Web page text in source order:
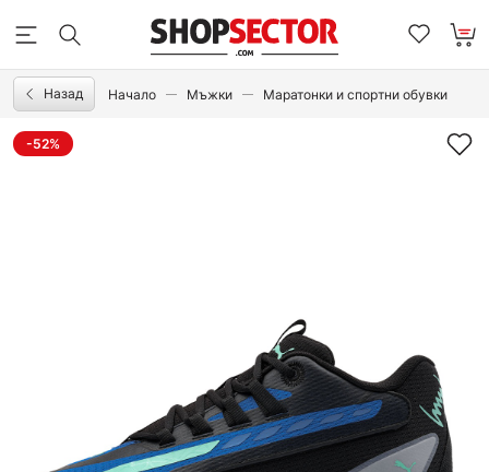
Назад Начало Мъжки Маратонки и спортни обувки
-52%